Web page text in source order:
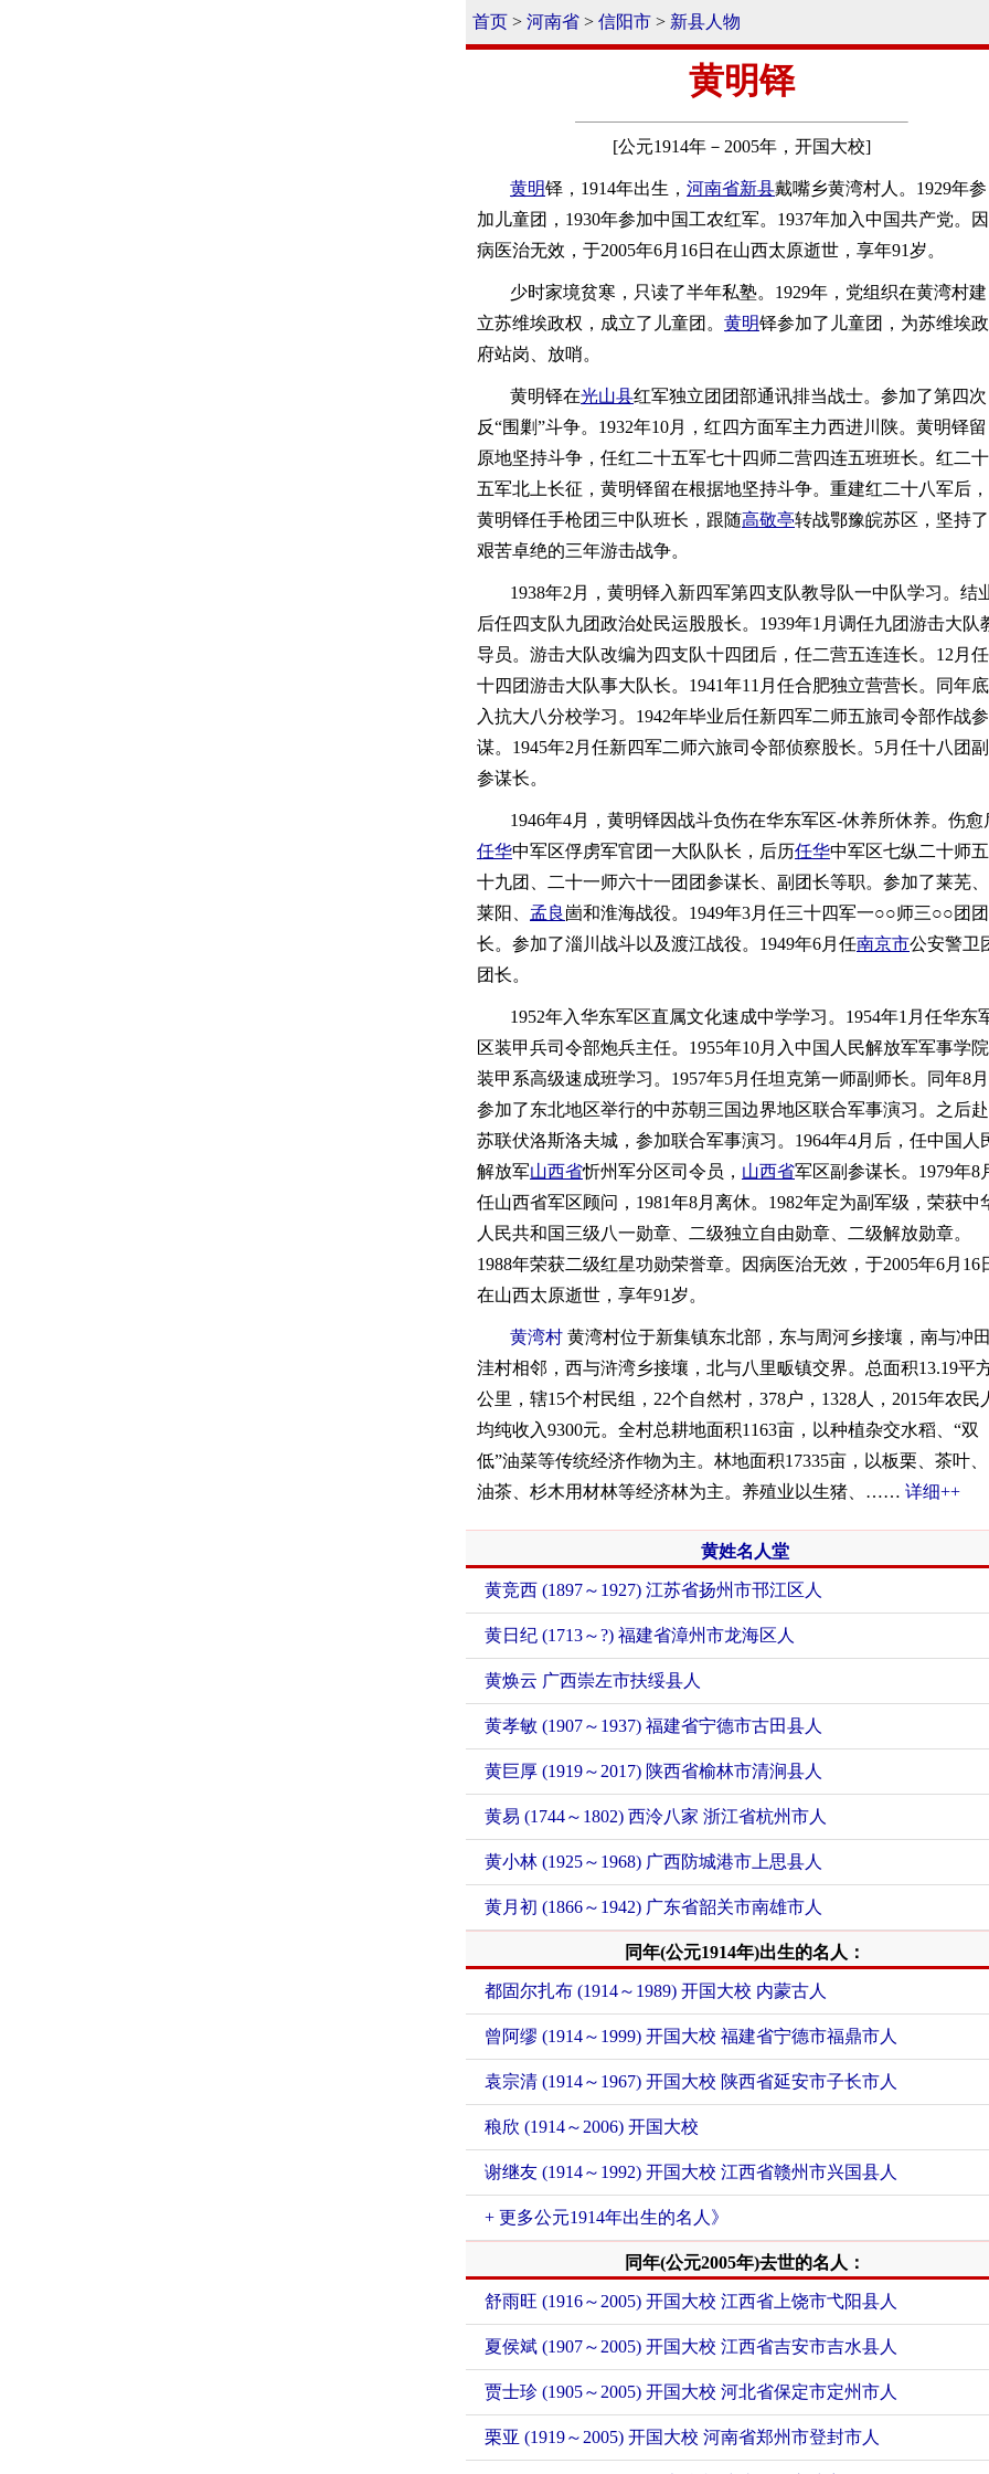
首页 > 河南省 > 信阳市 > 新县人物
黄明铎
[公元1914年－2005年，开国大校]
黄明铎，1914年出生， 河南省新县戴嘴乡黄湾村人。1929年参
加儿童团，1930年参加中国工农红军。1937年加入中国共产党。因
病医治无效，于2005年6月16日在山西太原逝世，享年91岁。
少时家境贫寒，只读了半年私塾。1929年，党组织在黄湾村建
立苏维埃政权，成立了儿童团。 黄明铎参加了儿童团，为苏维埃政
府站岗、放哨。
黄明铎在光山县红军独立团团部通讯排当战士。参加了第四次
反“围剿”斗争。1932年10月，红四方面军主力西进川陕。黄明铎留
原地坚持斗争，任红二十五军七十四师二营四连五班班长。红二十
五军北上长征，黄明铎留在根据地坚持斗争。重建红二十八军后，
黄明铎任手枪团三中队班长，跟随高敬亭转战鄂豫皖苏区，坚持了
艰苦卓绝的三年游击战争。
1938年2月，黄明铎入新四军第四支队教导队一中队学习。结
后任四支队九团政治处民运股股长。1939年1月调任九团游击大队
导员。游击大队改编为四支队十四团后，任二营五连连长。12月任
十四团游击大队事大队长。1941年11月任合肥独立营营长。同年底
入抗大八分校学习。1942年毕业后任新四军二师五旅司令部作战参
谋。1945年2月任新四军二师六旅司令部侦察股长。5月任十八团副
参谋长。
1946年4月，黄明铎因战斗负伤在华东军区-休养所休养。伤愈
任华中军区俘虏军官团一大队队长，后历任华中军区七纵二十师五
十九团、二十一师六十一团团参谋长、副团长等职。参加了莱芜、
莱阳、 孟良 崮和淮海战役。1949年3月任三十四军一○○师三○○团团
长。参加了淄川战斗以及渡江战役。1949年6月任南京市公安警卫
团长。
1952年入华东军区直属文化速成中学学习。1954年1月任华东
区装甲兵司令部炮兵主任。1955年10月入中国人民解放军军事学院
装甲系高级速成班学习。1957年5月任坦克第一师副师长。同年8月
参加了东北地区举行的中苏朝三国边界地区联合军事演习。之后赴
苏联伏洛斯洛夫城，参加联合军事演习。1964年4月后，任中国人
解放军山西省忻州军分区司令员， 山西省军区副参谋长。1979年8
任山西省军区顾问，1981年8月离休。1982年定为副军级，荣获中
人民共和国三级八一勋章、二级独立自由勋章、二级解放勋章。
1988年荣获二级红星功勋荣誉章。因病医治无效，于2005年6月16
在山西太原逝世，享年91岁。
黄湾村 黄湾村位于新集镇东北部，东与周河乡接壤，南与冲田
洼村相邻，西与浒湾乡接壤，北与八里畈镇交界。总面积13.19平
公里，辖15个村民组，22个自然村，378户，1328人，2015年农民
均纯收入9300元。全村总耕地面积1163亩，以种植杂交水稻、“双
低”油菜等传统经济作物为主。林地面积17335亩，以板栗、茶叶、
油茶、杉木用材林等经济林为主。养殖业以生猪、…… 详细++
黄姓名人堂
黄竞西 (1897～1927) 江苏省扬州市邗江区人
黄日纪 (1713～?) 福建省漳州市龙海区人
黄焕云 广西崇左市扶绥县人
黄孝敏 (1907～1937) 福建省宁德市古田县人
黄巨厚 (1919～2017) 陕西省榆林市清涧县人
黄易 (1744～1802) 西泠八家 浙江省杭州市人
黄小林 (1925～1968) 广西防城港市上思县人
黄月初 (1866～1942) 广东省韶关市南雄市人
同年(公元1914年)出生的名人：
都固尔扎布 (1914～1989) 开国大校 内蒙古人
曾阿缪 (1914～1999) 开国大校 福建省宁德市福鼎市人
袁宗清 (1914～1967) 开国大校 陕西省延安市子长市人
稂欣 (1914～2006) 开国大校
谢继友 (1914～1992) 开国大校 江西省赣州市兴国县人
+ 更多公元1914年出生的名人》
同年(公元2005年)去世的名人：
舒雨旺 (1916～2005) 开国大校 江西省上饶市弋阳县人
夏侯斌 (1907～2005) 开国大校 江西省吉安市吉水县人
贾士珍 (1905～2005) 开国大校 河北省保定市定州市人
栗亚 (1919～2005) 开国大校 河南省郑州市登封市人